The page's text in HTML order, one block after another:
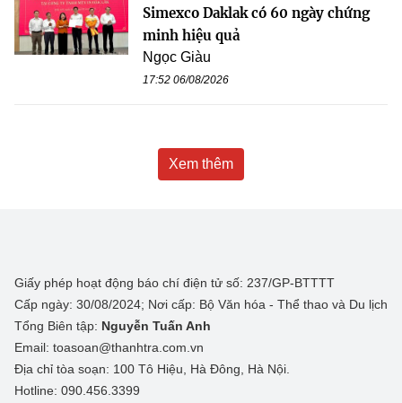
Simexco Daklak có 60 ngày chứng
minh hiệu quả
Ngọc Giàu
17:52 06/08/2026
Xem thêm
Giấy phép hoạt động báo chí điện tử số: 237/GP-BTTTT
Cấp ngày: 30/08/2024; Nơi cấp: Bộ Văn hóa - Thể thao và Du lịch
Tổng Biên tập: Nguyễn Tuấn Anh
Email: toasoan@thanhtra.com.vn
Địa chỉ tòa soạn: 100 Tô Hiệu, Hà Đông, Hà Nội.
Hotline: 090.456.3399